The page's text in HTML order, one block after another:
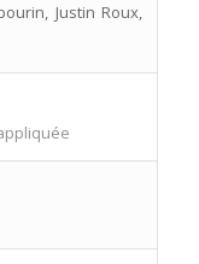
Justin Roux,